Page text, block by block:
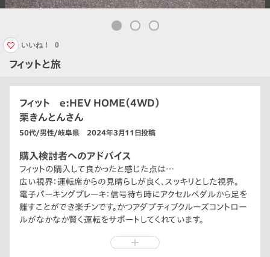
フィットと旅
いいね！ 0
フィット e:HEV HOME（4WD）
栗きんとんさん
50代/男性/岐阜県 2024年3月11日投稿
購入検討者へのアドバイス
フィットの購入して良かったと感じた点は…
広い視界：運転席からの見晴らしが良く、スッキリとした視界。
電子パーキングブレーキ：信号待ち時にアクセルペダルから足を
離すことができ楽チンです。かつアダプティブクルーズコントロー
ルがなかなか賢く運転をサポートしてくれています。
長時間のドライブでも疲れにくいです。